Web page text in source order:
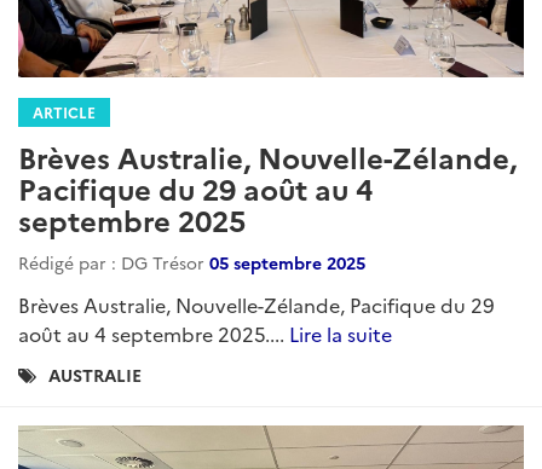
ARTICLE
Brèves Australie, Nouvelle-Zélande,
Pacifique du 29 août au 4
septembre 2025
Rédigé par : DG Trésor 05 septembre 2025
Brèves Australie, Nouvelle-Zélande, Pacifique du 29
août au 4 septembre 2025.... Lire la suite
Catégories
AUSTRALIE